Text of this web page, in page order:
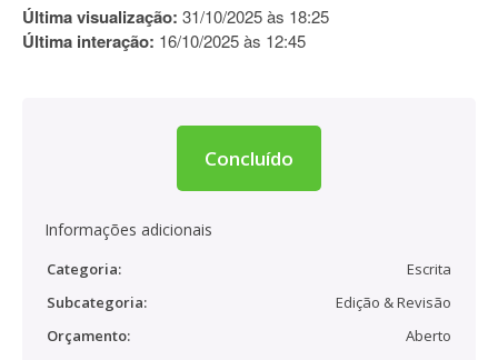
Última visualização: 31/10/2025 às 18:25
Última interação: 16/10/2025 às 12:45
Concluído
Informações adicionais
Categoria:
Escrita
Subcategoria:
Edição & Revisão
Orçamento:
Aberto